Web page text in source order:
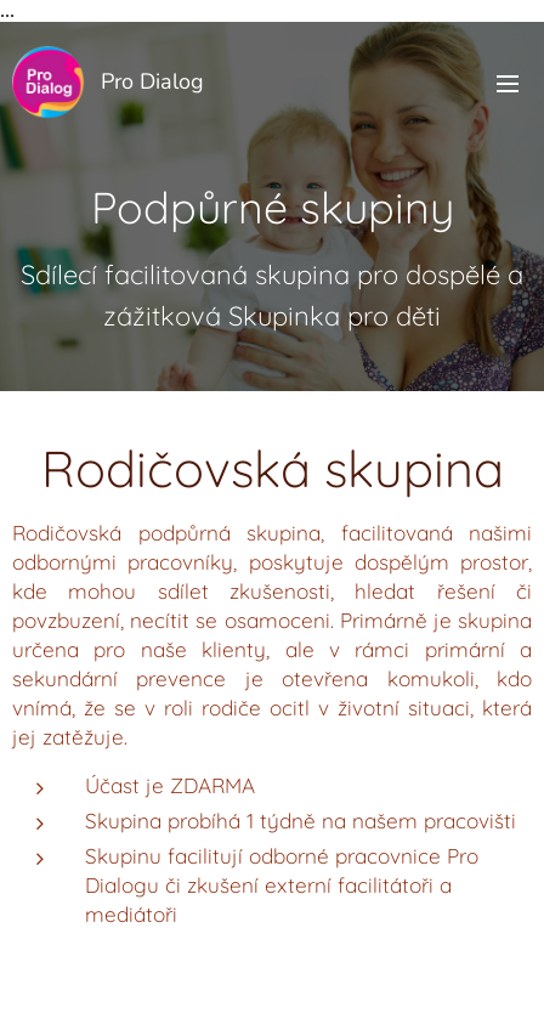
...
Pro Dialog
Podpůrné skupiny
Sdílecí facilitovaná skupina pro dospělé a
zážitková Skupinka pro děti
Rodičovská skupina
Rodičovská podpůrná skupina, facilitovaná našimi
odbornými pracovníky, poskytuje dospělým prostor,
kde mohou sdílet zkušenosti, hledat řešení či
povzbuzení, necítit se osamoceni. Primárně je skupina
určena pro naše klienty, ale v rámci primární a
sekundární prevence je otevřena komukoli, kdo
vnímá, že se v roli rodiče ocitl v životní situaci, která
jej zatěžuje.
Účast je ZDARMA
Skupina probíhá 1 týdně na našem pracovišti
Skupinu facilitují odborné pracovnice Pro
Dialogu či zkušení externí facilitátoři a
mediátoři